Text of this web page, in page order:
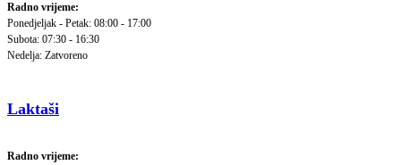
Radno vrijeme:
Ponedjeljak - Petak: 08:00 - 17:00
Subota: 07:30 - 16:30
Nedelja: Zatvoreno
Laktaši
Radno vrijeme: